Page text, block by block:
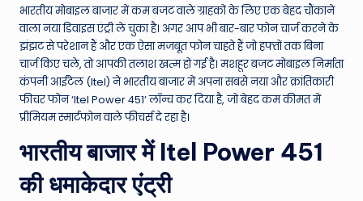
w
s
A
ro
u
n
d
भारतीय मोबाइल बाजार में कम बजट वाले ग्राहकों के लिए एक बेहद चौंकाने
वाला नया डिवाइस एंट्री ले चुका है। अगर आप भी बार-बार फोन चार्ज करने के
झंझट से परेशान हैं और एक ऐसा मजबूत फोन चाहते हैं जो हफ्तों तक बिना
चार्ज किए चले, तो आपकी तलाश खत्म हो गई है। मशहूर बजट मोबाइल निर्माता
कंपनी आईटेल (Itel) ने भारतीय बाजार में अपना सबसे नया और क्रांतिकारी
फीचर फोन ‘Itel Power 451’ लॉन्च कर दिया है, जो बेहद कम कीमत में
प्रीमियम स्मार्टफोन वाले फीचर्स दे रहा है।
भारतीय बाजार में Itel Power 451
की धमाकेदार एंट्री